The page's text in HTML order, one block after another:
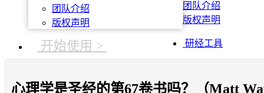
团队介绍
版权声明
开始使用 >
团队介绍
版权声明
研经工具
心理学是圣经的第67卷书吗？（Matt